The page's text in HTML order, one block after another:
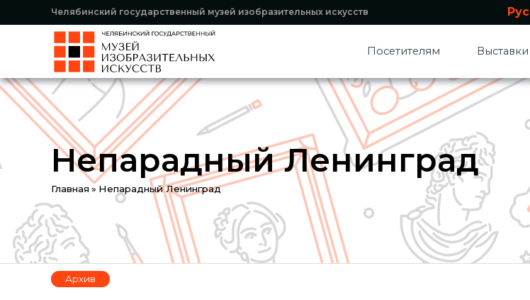
Челябинский государственный музей изобразительных искусств Рус
Посетителям Выставки
Непарадный Ленинград
Вы
здесь
Главная » Непарадный Ленинград
Архив